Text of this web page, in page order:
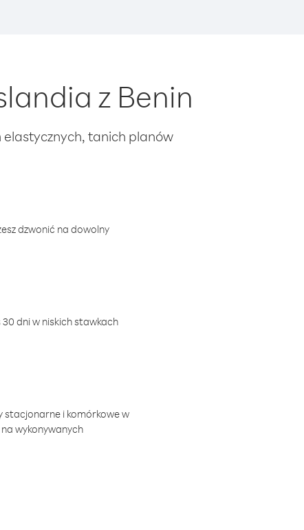
z Benin
elastycznych, tanich planów
dzwonić na dowolny
dni w niskich stawkach
stacjonarne i komórkowe w
wykonywanych